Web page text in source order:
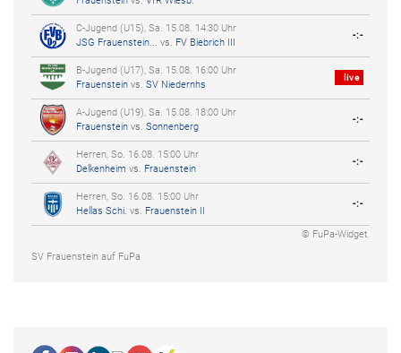
C-Jugend (U15), Sa. 15.08. 14:30 Uhr
JSG Frauenstein...
vs. FV Biebrich III
-:-
B-Jugend (U17), Sa. 15.08. 16:00 Uhr
Frauenstein vs. SV Niedernhs
live
A-Jugend (U19), Sa. 15.08. 18:00 Uhr
Frauenstein vs. Sonnenberg
-:-
Herren, So. 16.08. 15:00 Uhr
Delkenheim vs. Frauenstein
-:-
Herren, So. 16.08. 15:00 Uhr
Hellas Schi. vs. Frauenstein II
-:-
© FuPa-Widget
SV Frauenstein auf FuPa